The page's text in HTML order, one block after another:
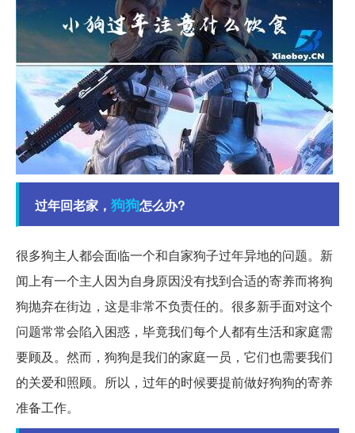
过年回老家， 狗狗怎么办?
很多狗主人都会面临一个和自家狗子过年异地的问题。新
闻上有一个主人因为自身原因没有找到合适的寄养而将狗
狗抛弃在街边，这是非常不负责任的。很多新手面对这个
问题常常会陷入困惑，毕竟我们每个人都有生活和家庭需
要顾及。然而，狗狗是我们的家庭一员，它们也需要我们
的关爱和照顾。所以，过年的时候要提前做好狗狗的寄养
准备工作。